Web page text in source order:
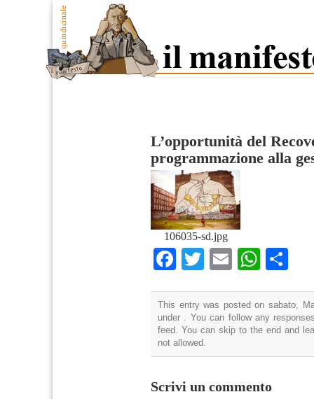
L’opportunità del
programmazione alla
106035-sd.jpg
Facebook
TwitterEmail
This entry was posted on sabato,
under . You can follow any
feed. You can skip to the end and
not allowed.
Scrivi un commento